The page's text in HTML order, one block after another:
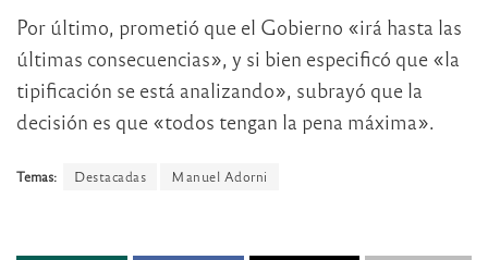
Por último, prometió que el Gobierno «irá hasta las
últimas consecuencias», y si bien especificó que «la
tipificación se está analizando», subrayó que la
decisión es que «todos tengan la pena máxima».
Temas: Destacadas Manuel Adorni